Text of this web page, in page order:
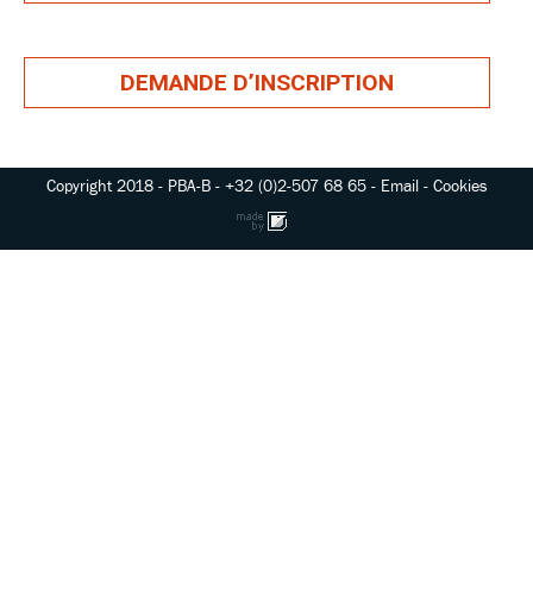
DEMANDE D’INSCRIPTION
Copyright 2018- PBA-B- +32 (0)2-507 68 65- Email - Cookies